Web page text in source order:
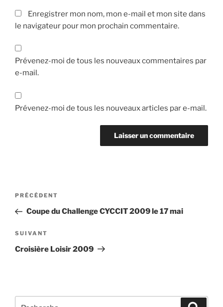
Enregistrer mon nom, mon e-mail et mon site dans
le navigateur pour mon prochain commentaire.
Prévenez-moi de tous les nouveaux commentaires par
e-mail.
Prévenez-moi de tous les nouveaux articles par e-mail.
Navigation
l’article
Article
précédent
PRÉCÉDENT
Coupe du Challenge CYCCIT 2009 le 17 mai
Article
suivant
SUIVANT
Croisière Loisir 2009